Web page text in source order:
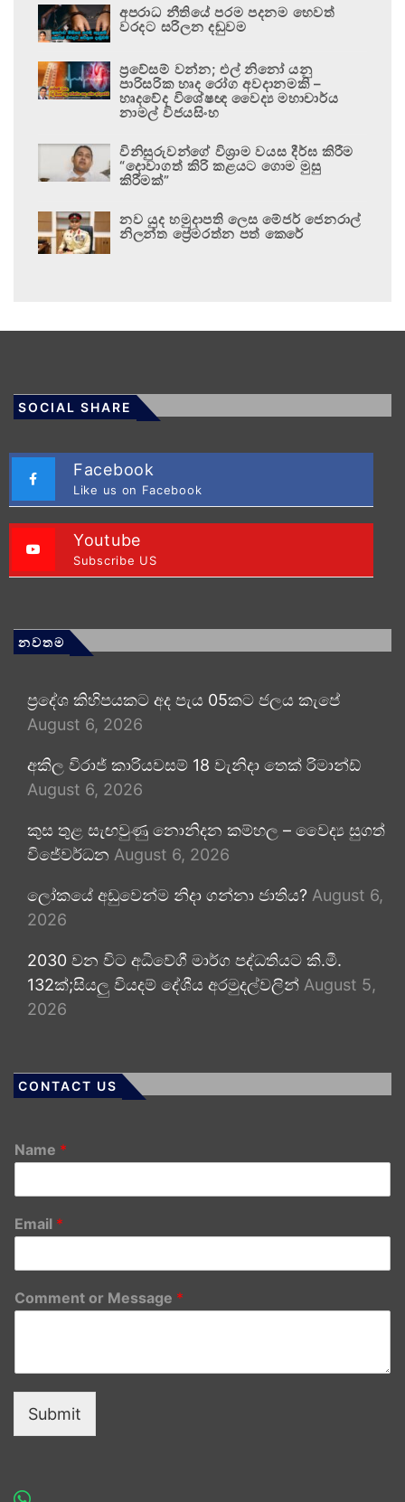
අපරාධ නීතියේ පරම පදනම හෙවත්
වරදට සරිලන දඬුවම
ප්‍රවේසම් වන්න; එල් නිනෝ යනු
පාරිසරික හෘද රෝග අවදානමකි –
හෘදවේද විශේෂඥ වෛද්‍ය මහාචාර්ය
නාමල් විජයසිංහ
විනිසුරුවන්ගේ විශ්‍රාම වයස දීර්ඝ කිරීම
“දොවාගත් කිරි කළයට ගොම මුසු
කිරීමක්”
නව යුද හමුදාපති ලෙස මේජර් ජෙනරාල්
නිලන්ත ප්‍රේමරත්න පත් කෙරේ
SOCIAL SHARE
Facebook
Like us on Facebook
Youtube
Subscribe US
නවතම
ප්‍රදේශ කිහිපයකට අද පැය 05කට ජලය කැපේ
August 6, 2026
අකිල විරාජ් කාරියවසම් 18 වැනිදා තෙක් රිමාන්ඩ්
August 6, 2026
කුස තුළ සැඟවුණු නොනිදන කම්හල – වෛද්‍ය සුගත්
විජේවර්ධන August 6, 2026
ලෝකයේ අඩුවෙන්ම නිදා ගන්නා ජාතිය? August 6,
2026
2030 වන විට අධිවේගී මාර්ග පද්ධතියට කි.මී.
132ක්;සියලු වියදම් දේශීය අරමුදල්වලින් August 5,
2026
CONTACT US
Name *
Email *
Comment or Message *
Submit